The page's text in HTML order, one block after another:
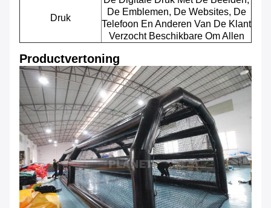
Druk
De Emblemen, De Websites, De
Telefoon En Anderen Van De Klant
Verzocht Beschikbare Om Allen
Productvertoning